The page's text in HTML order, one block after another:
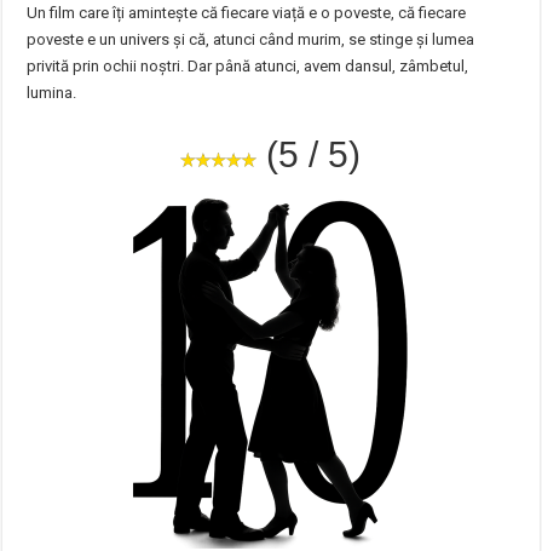
Un film care îți amintește că fiecare viață e o poveste, că fiecare
poveste e un univers și că, atunci când murim, se stinge și lumea
privită prin ochii noștri. Dar până atunci, avem dansul, zâmbetul,
lumina.
(5 / 5)